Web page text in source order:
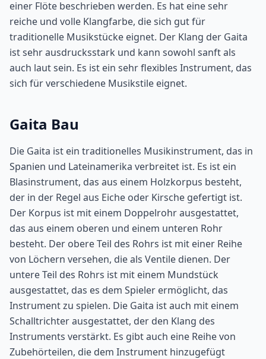
einer Flöte beschrieben werden. Es hat eine sehr
reiche und volle Klangfarbe, die sich gut für
traditionelle Musikstücke eignet. Der Klang der Gaita
ist sehr ausdrucksstark und kann sowohl sanft als
auch laut sein. Es ist ein sehr flexibles Instrument, das
sich für verschiedene Musikstile eignet.
Gaita Bau
Die Gaita ist ein traditionelles Musikinstrument, das in
Spanien und Lateinamerika verbreitet ist. Es ist ein
Blasinstrument, das aus einem Holzkorpus besteht,
der in der Regel aus Eiche oder Kirsche gefertigt ist.
Der Korpus ist mit einem Doppelrohr ausgestattet,
das aus einem oberen und einem unteren Rohr
besteht. Der obere Teil des Rohrs ist mit einer Reihe
von Löchern versehen, die als Ventile dienen. Der
untere Teil des Rohrs ist mit einem Mundstück
ausgestattet, das es dem Spieler ermöglicht, das
Instrument zu spielen. Die Gaita ist auch mit einem
Schalltrichter ausgestattet, der den Klang des
Instruments verstärkt. Es gibt auch eine Reihe von
Zubehörteilen, die dem Instrument hinzugefügt